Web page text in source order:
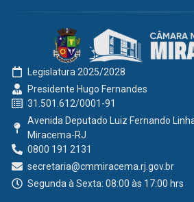
Legislatura 2025/2028
Presidente Hugo Fernandes
31.501.612/0001-91
Avenida Deputado Luiz Fernando
Miracema-RJ
0800 191 2131
secretaria@cmmiracema.rj.gov.br
Segunda à Sexta: 08:00 às 17:00 hrs